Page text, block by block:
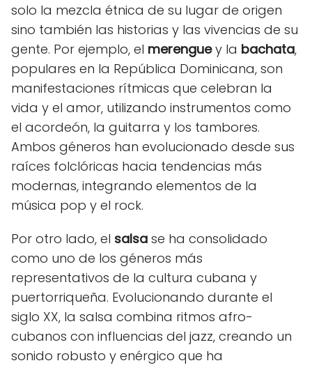
solo la mezcla étnica de su lugar de origen
sino también las historias y las vivencias de su
gente. Por ejemplo, el merenguey la bachata,
populares en la República Dominicana, son
manifestaciones rítmicas que celebran la
vida y el amor, utilizando instrumentos como
el acordeón, la guitarra y los tambores.
Ambos géneros han evolucionado desde sus
raíces folclóricas hacia tendencias más
modernas, integrando elementos de la
música pop y el rock.
Por otro lado, el salsa se ha consolidado
como uno de los géneros más
representativos de la cultura cubana y
puertorriqueña. Evolucionando durante el
siglo XX, la salsa combina ritmos afro-
cubanos con influencias del jazz, creando un
sonido robusto y enérgico que ha